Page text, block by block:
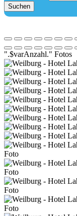
Suchen
".$varAnzahl." Fotos